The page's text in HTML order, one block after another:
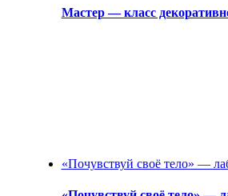
Мастер — класс
«Почувствуй своё тело» —